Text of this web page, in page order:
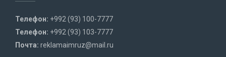
Телефон: +992 (93) 100-7777
Телефон: +992 (93) 103-7777
Почта: reklamaimruz@mail.ru